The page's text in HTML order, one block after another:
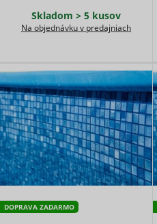
Skladom > 5 kusov
Na objednávku v predajniach
DOPRAVA ZADARMO